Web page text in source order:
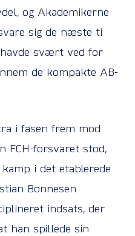
og Akademikerne
sig de næste ti
svært ved for
de kompakte AB-
i fasen frem mod
FCH-forsvaret stod,
i det etablerede
Bonnesen
indsats, der
han spillede sin